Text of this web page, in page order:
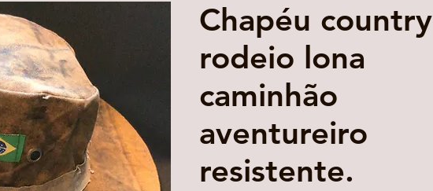
Chapéu country
rodeio lona
caminhão
aventureiro
resistente.